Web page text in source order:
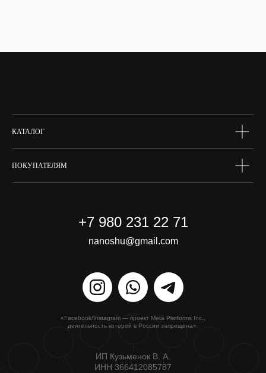
КАТАЛОГ
ПОКУПАТЕЛЯМ
«Facebook/Instagram — проект Meta Platforms Inc.,
деятельность которой в России запрещена».
волосы
+7 980 231 22 71
nanoshu@gmail.com
ИП Кузьменок В. А.
ИНН 366412085787